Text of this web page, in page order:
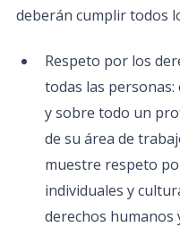
deberán cumplir todos
Respeto por los
todas las personas:
y sobre todo un
de su área de
muestre respeto
individuales y
derechos humanos